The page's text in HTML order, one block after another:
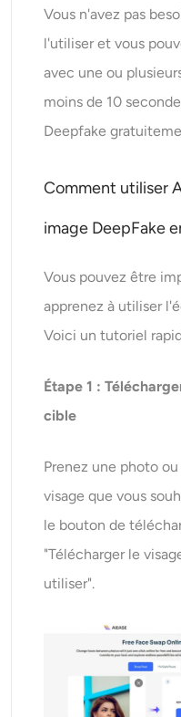
Vous n'avez pas
l'utiliser et vous
avec une ou
moins de 10
Deepfake
Comment utiliser
image DeepFake
Vous pouvez être
apprenez à utiliser
Voici un tutoriel
Étape 1 :
cible
Prenez une photo
visage que vous
le bouton de
"Télécharger le
utiliser".